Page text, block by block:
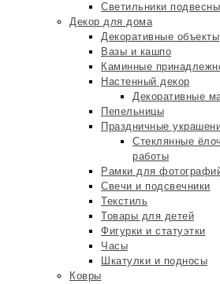
Светильники
Декор для дома
Декоративные объекты
Вазы и кашпо
Каминные
Настенный декор
Декоративные
Пепельницы
Праздничные
Стеклянные
работы
Рамки для
Свечи и подсвечники
Текстиль
Товары для детей
Фигурки и статуэтки
Часы
Шкатулки и подносы
Ковры